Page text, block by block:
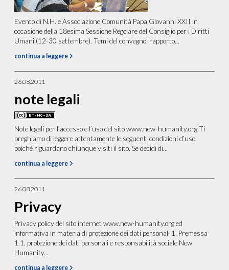
Evento di N.H. e Associazione Comunità Papa Giovanni XXII in
occasione della 18esima Sessione Regolare del Consiglio per i Diritti
Umani (12-30 settembre). Temi del convegno: rapporto...
continua a leggere
26.08.2011
note legali
Note legali per l’accesso e l’uso del sito www.new-humanity.org Ti
preghiamo di leggere attentamente le seguenti condizioni d’uso
poiché riguardano chiunque visiti il sito. Se decidi di...
continua a leggere
26.08.2011
Privacy
Privacy policy del sito internet www.new-humanity.org ed
informativa in materia di protezione dei dati personali 1. Premessa
1.1. protezione dei dati personali e responsabilità sociale New
Humanity...
continua a leggere